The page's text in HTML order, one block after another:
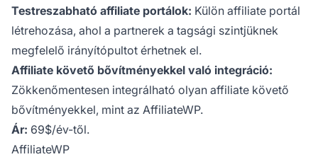
Testreszabható affiliate portálok: Külön affiliate portál
létrehozása, ahol a partnerek a tagsági szintjüknek
megfelelő irányítópultot érhetnek el.
Affiliate követő bővítményekkel való integráció:
Zökkenőmentesen integrálható olyan affiliate követő
bővítményekkel, mint az AffiliateWP.
Ár: 69$/év-től.
AffiliateWP